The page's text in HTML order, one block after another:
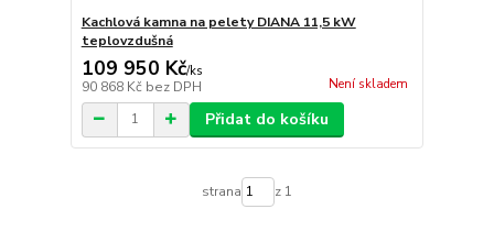
Kachlová kamna na pelety DIANA 11,5 kW
teplovzdušná
109 950 Kč/ks
90 868 Kč bez DPH Není skladem
Přidat do košíku
strana z 1